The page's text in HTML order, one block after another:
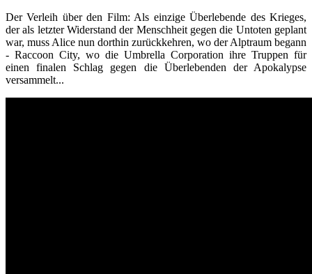
Der Verleih über den Film: Als einzige Überlebende des Krieges,
der als letzter Widerstand der Menschheit gegen die Untoten geplant
war, muss Alice nun dorthin zurückkehren, wo der Alptraum begann
- Raccoon City, wo die Umbrella Corporation ihre Truppen für
einen finalen Schlag gegen die Überlebenden der Apokalypse
versammelt...